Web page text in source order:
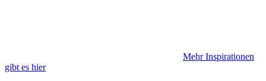
Mehr Inspirationen
gibt es hier